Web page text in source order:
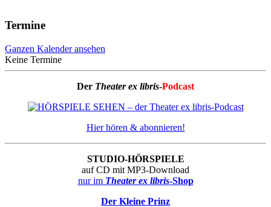
Termine
Ganzen Kalender ansehen
Keine Termine
Der Theater ex libris-Podcast
Hier hören & abonnieren!
STUDIO-HÖRSPIELE
auf CD mit MP3-Download
nur imTheater ex libris-Shop
Der Kleine Prinz